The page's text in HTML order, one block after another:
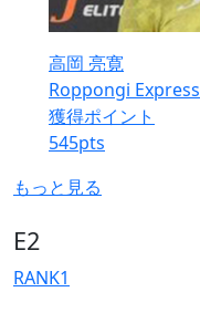
高岡 亮寛
Roppongi Express
獲得ポイント
545pts
もっと見る
E2
RANK1